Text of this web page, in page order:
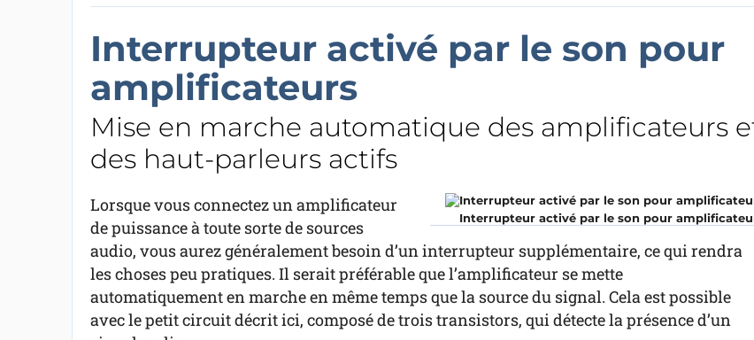
Interrupteur activé par le son pour
amplificateurs
Mise en marche automatique des amplificateurs
des haut-parleurs actifs
Interrupteur activé par le son pour
Lorsque vous connectez un amplificateur
de puissance à toute sorte de sources
audio, vous aurez généralement besoin d’un interrupteur supplémentaire, ce qui rendra
les choses peu pratiques. Il serait préférable que l’amplificateur se mette
automatiquement en marche en même temps que la source du signal. Cela est possible
avec le petit circuit décrit ici, composé de trois transistors, qui détecte la présence d’un